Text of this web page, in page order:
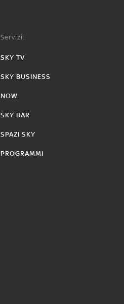
Servizi:
SKY TV
SKY BUSINESS
NOW
SKY BAR
SPAZI SKY
PROGRAMMI